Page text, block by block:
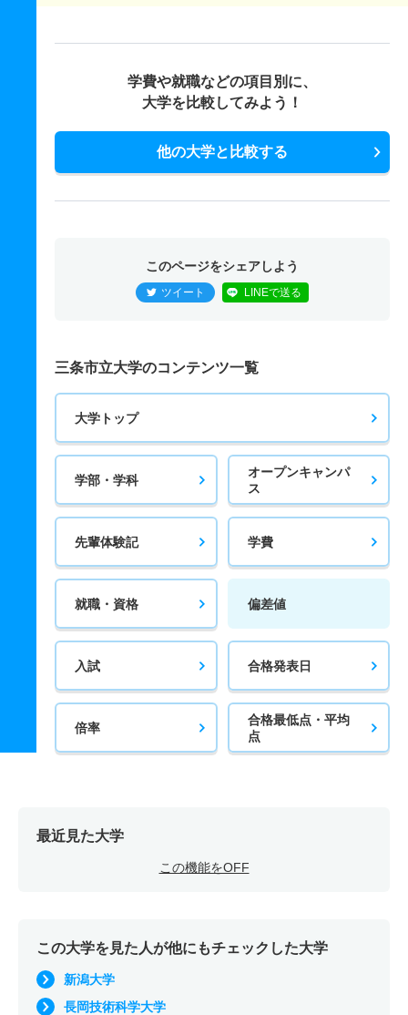
学費や就職などの項目別に、
大学を比較してみよう！
他の大学と比較する
このページをシェアしよう
ツイート LINEで送る
三条市立大学のコンテンツ一覧
大学トップ
学部・学科
オープンキャンパ
ス
先輩体験記 学費
就職・資格 偏差値
入試 合格発表日
倍率
合格最低点・平均
点
最近見た大学
この機能をOFF
この大学を見た人が他にもチェックした大学
新潟大学
長岡技術科学大学